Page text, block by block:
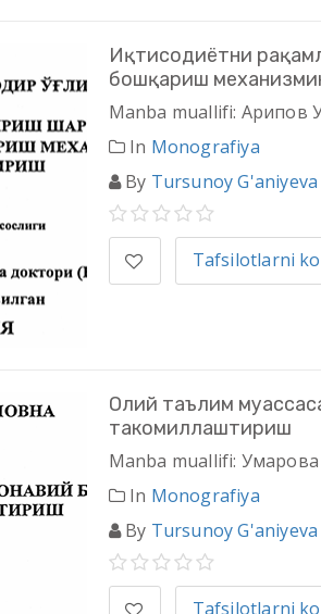
Иқтисодиётни
бошқариш
Manba muallifi: Арипов
In Monografiya
By Tursunoy G'aniyeva
Tafsilotlarni
Олий таълим
такомиллаштириш
Manba muallifi: Умарова
In Monografiya
By Tursunoy G'aniyeva
Tafsilotlarni